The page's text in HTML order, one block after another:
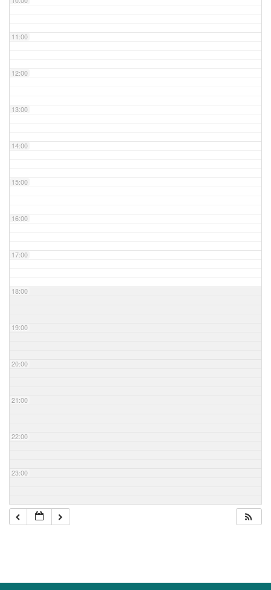
11:00
12:00
13:00
14:00
15:00
16:00
17:00
18:00
19:00
20:00
21:00
22:00
23:00